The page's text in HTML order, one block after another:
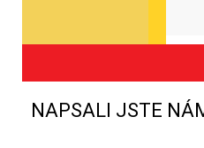
NAPSALI JSTE